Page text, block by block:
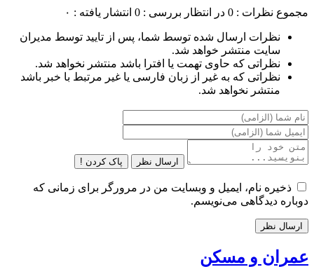
مجموع نظرات : 0 در انتظار بررسی : 0 انتشار یافته : ۰
نظرات ارسال شده توسط شما، پس از تایید توسط مدیران
سایت منتشر خواهد شد.
نظراتی که حاوی تهمت یا افترا باشد منتشر نخواهد شد.
نظراتی که به غیر از زبان فارسی یا غیر مرتبط با خبر باشد
منتشر نخواهد شد.
ارسال نظر پاک کردن !
ذخیره نام، ایمیل و وبسایت من در مرورگر برای زمانی که
دوباره دیدگاهی می‌نویسم.
عمران و مسکن